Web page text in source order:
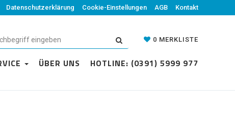
Datenschutzerklärung Cookie-Einstellungen AGB Kontakt
0 MERKLISTE
ÜBER UNS HOTLINE: (0391) 5999 977